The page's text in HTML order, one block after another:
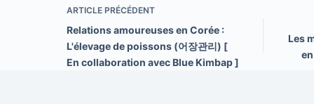
ARTICLE PRÉCÉDENT
Relations amoureuses en Corée :
L'élevage de poissons (어장관리) [
En collaboration avec Blue Kimbap ]
Les